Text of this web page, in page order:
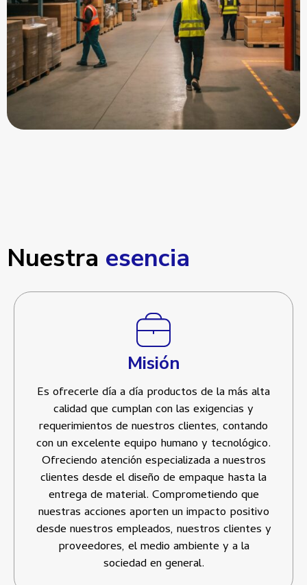
Nuestra esencia
Misión
Es ofrecerle día a día productos de la más alta
calidad que cumplan con las exigencias y
requerimientos de nuestros clientes, contando
con un excelente equipo humano y tecnológico.
Ofreciendo atención especializada a nuestros
clientes desde el diseño de empaque hasta la
entrega de material. Comprometiendo que
nuestras acciones aporten un impacto positivo
desde nuestros empleados, nuestros clientes y
proveedores, el medio ambiente y a la
sociedad en general.